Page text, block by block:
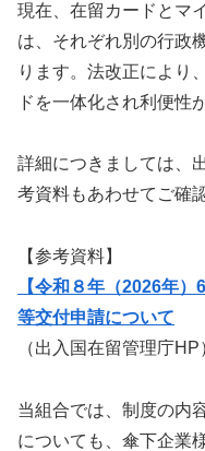
現在、在留カードとマ
は、それぞれ別の行政
ります。法改正により
ドを一体化され利便性
詳細につきましては、
考資料もあわせてご確
【参考資料】
【令和８年（2026年
等交付申請について
（出入国在留管理庁HP
当組合では、制度の内
についても、傘下企業